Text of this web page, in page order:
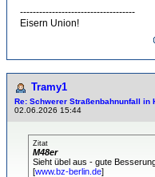
------------------------------------
Eisern Union!
Tramy1
Re: Schwerer Straßenbahnunfall in
02.06.2026 15:44
Zitat
M48er
Sieht übel aus - gute
[www.bz-berlin.de]